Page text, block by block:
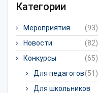
Категории
Мероприятия
(93)
Новости
(82)
Конкурсы
(65)
Для педагогов(51)
Для школьников